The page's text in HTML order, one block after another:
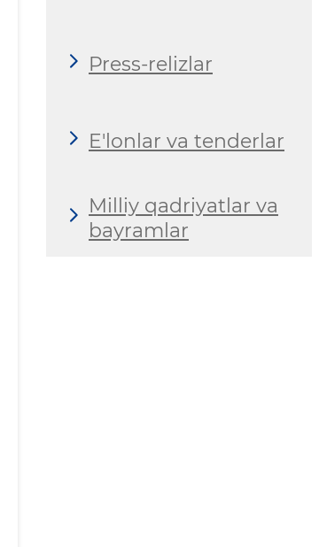
Press-relizlar
E'lonlar va tenderlar
Milliy qadriyatlar va
bayramlar